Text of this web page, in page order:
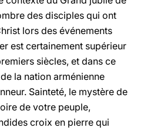
des disciples qui ont
lors des événements
est certainement supérieur
siècles, et dans ce
la nation arménienne
Sainteté, le mystère de
de votre peuple,
croix en pierre qui